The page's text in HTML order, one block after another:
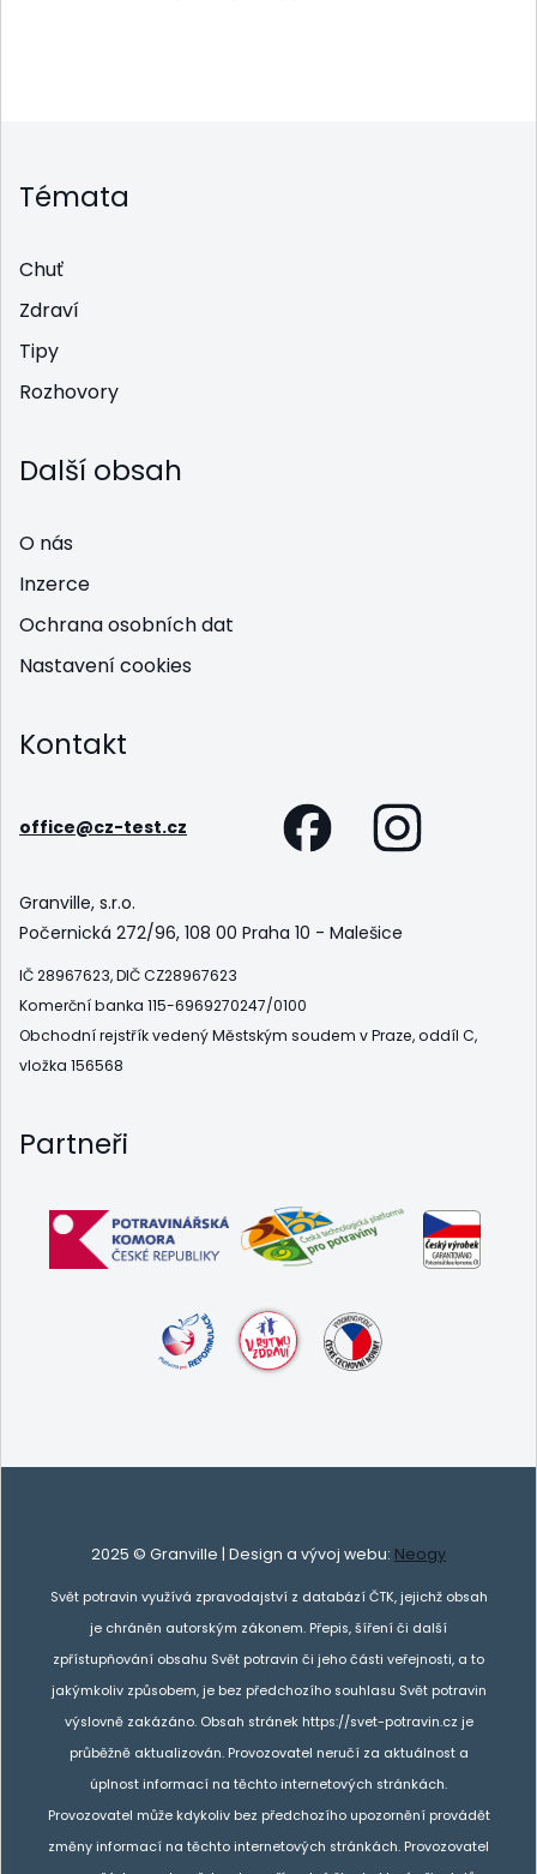
Témata
Chuť
Zdraví
Tipy
Rozhovory
Další obsah
O nás
Inzerce
Ochrana osobních dat
Nastavení cookies
Kontakt
office@cz-test.cz
Granville, s.r.o.
Počernická 272/96, 108 00 Praha 10 - Malešice
IČ 28967623, DIČ CZ28967623
Komerční banka 115-6969270247/0100
Obchodní rejstřík vedený Městským soudem v Praze, oddíl C,
vložka 156568
Partneři
2025 © Granville | Design a vývoj webu: Neogy
Svět potravin využívá zpravodajství z databází ČTK, jejichž obsah
je chráněn autorským zákonem. Přepis, šíření či další
zpřístupňování obsahu Svět potravin či jeho části veřejnosti, a to
jakýmkoliv způsobem, je bez předchozího souhlasu Svět potravin
výslovně zakázáno. Obsah stránek https://svet-potravin.cz je
průběžně aktualizován. Provozovatel neručí za aktuálnost a
úplnost informací na těchto internetových stránkách.
Provozovatel může kdykoliv bez předchozího upozornění provádět
změny informací na těchto internetových stránkách. Provozovatel